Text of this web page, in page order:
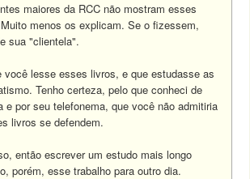
maiores da RCC não mostram esses
menos os explicam. Se o fizessem,
sua "clientela".
você lesse esses livros, e que estudasse as
Tenho certeza, pelo que conheci de
e por seu telefonema, que você não admitiria
livros se defendem.
então escrever um estudo mais longo
porém, esse trabalho para outro dia.